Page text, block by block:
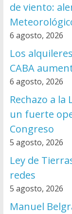
de viento:
6 agosto, 2026
Los
CABA
6 agosto, 2026
Rechazo a la
un fuerte
Congreso
5 agosto, 2026
Ley de
redes
5 agosto, 2026
Manuel